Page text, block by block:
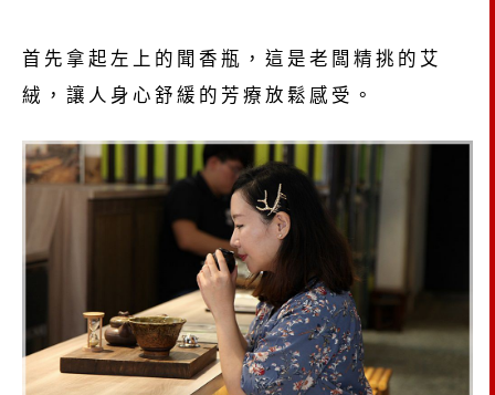
首先拿起左上的聞香瓶，這是老闆精挑的艾
絨，讓人身心舒緩的芳療放鬆感受。